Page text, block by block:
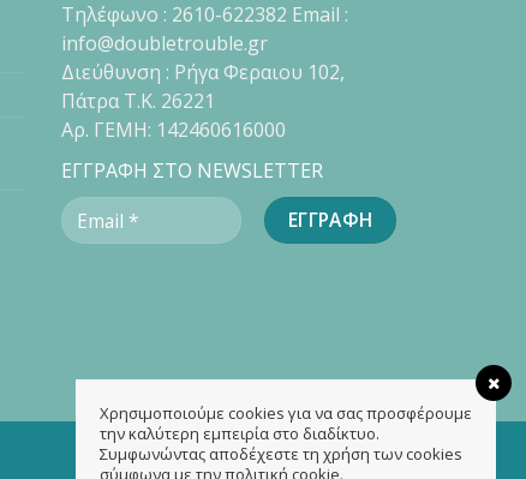
Τηλέφωνο : 2610-622382 Email :
info@doubletrouble.gr
Διεύθυνση : Ρήγα Φεραιου 102,
Πάτρα Τ.Κ. 26221
Αρ. ΓΕΜΗ: 142460616000
ΕΓΓΡΑΦΗ ΣΤΟ NEWSLETTER
Χρησιμοποιούμε cookies για να σας προσφέρουμε
την καλύτερη εμπειρία στο διαδίκτυο.
Συμφωνώντας αποδέχεστε τη χρήση των cookies
σύμφωνα με την πολιτική cookie.